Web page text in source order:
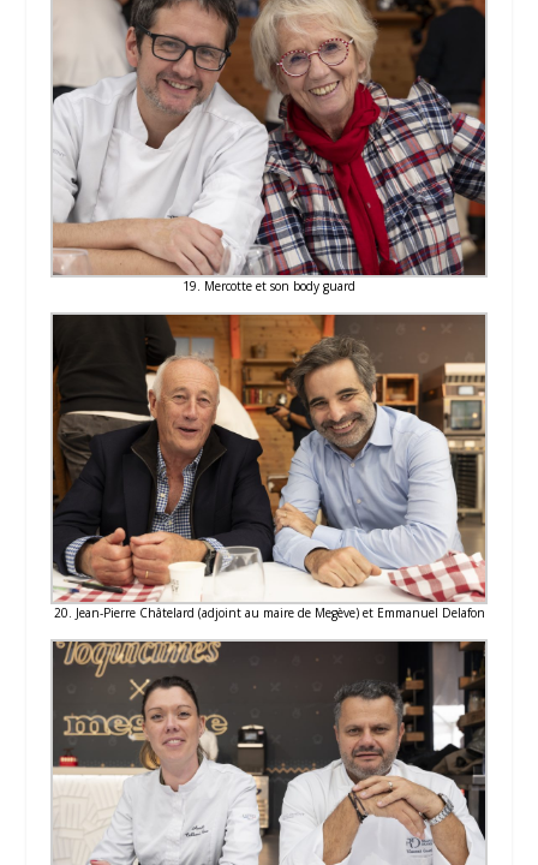
19. Mercotte et son body guard
20. Jean-Pierre Châtelard (adjoint au maire de Megève) et Emmanuel Delafon